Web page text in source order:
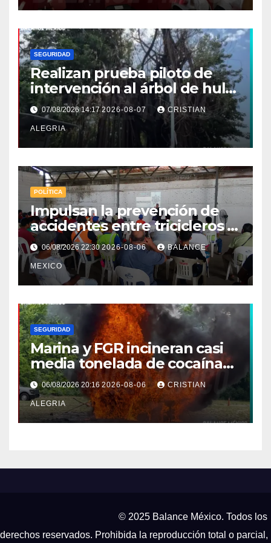
SEGURIDAD
Realizan prueba piloto de
intervención al árbol de hule
en Tapachula
07/08/2026 14:172026-08-07 CRISTIAN
ALEGRIA
POLÍTICA
Impulsan la prevención de
accidentes entre tricicleros y
mototriciclistas de Tapachula
06/08/2026 22:302026-08-06 BALANCE
MEXICO
SEGURIDAD
Marina y FGR incineran casi
media tonelada de cocaína
asegurada frente a las costas
de Chiapas
06/08/2026 20:16 2026-08-06 CRISTIAN
ALEGRIA
© 2025 Balance México. Todos los
derechos reservados. Prohibida la reproducción total o parcial,